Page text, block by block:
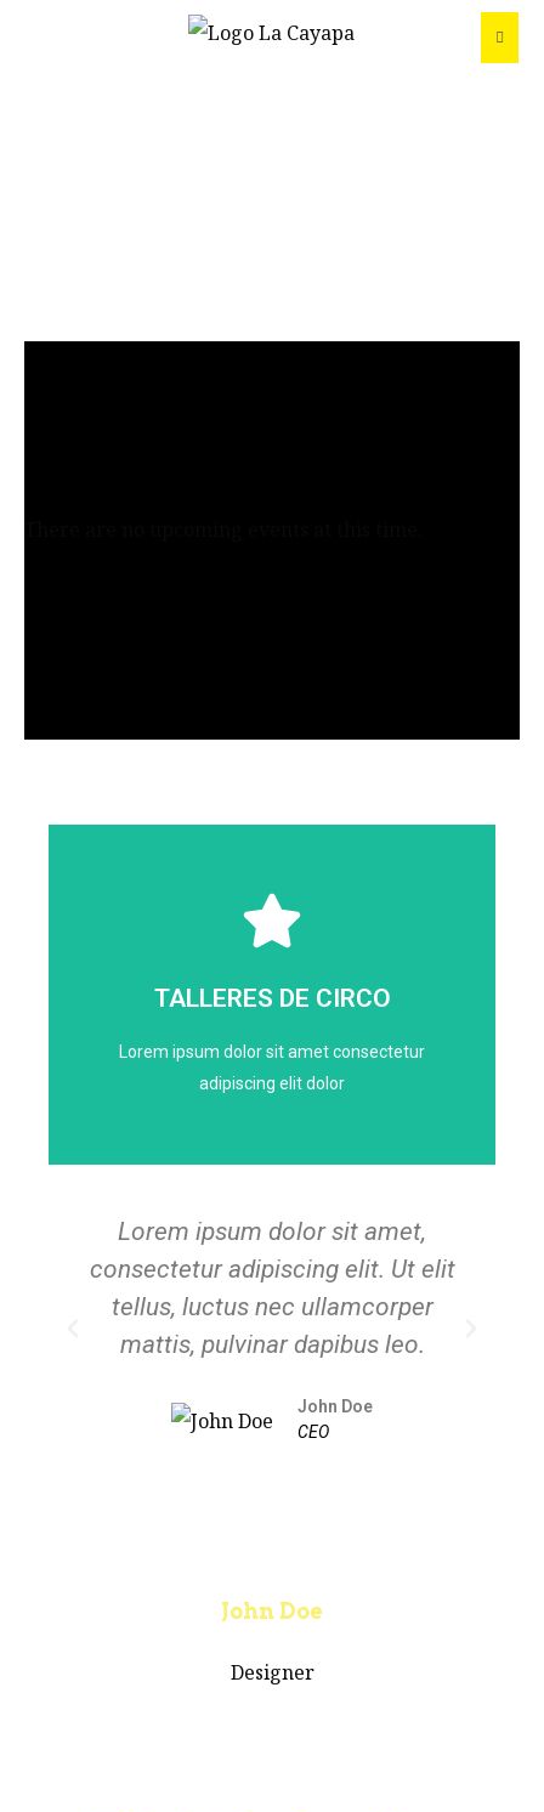
TALLERES DE CIRCO
Lorem ipsum dolor sit amet consectetur
adipiscing elit dolor
This is the heading
Lorem ipsum dolor sit amet consectetur
CLICK HERE
Lorem ipsum dolor sit amet,
consectetur adipiscing elit. Ut elit
tellus, luctus nec ullamcorper
mattis, pulvinar dapibus leo.
John Doe
CEO
John Doe
Designer